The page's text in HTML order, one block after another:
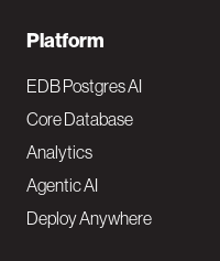
F
o
o
t
e
Platform
EDB Postgres AI
Core Database
Analytics
Agentic AI
Deploy Anywhere